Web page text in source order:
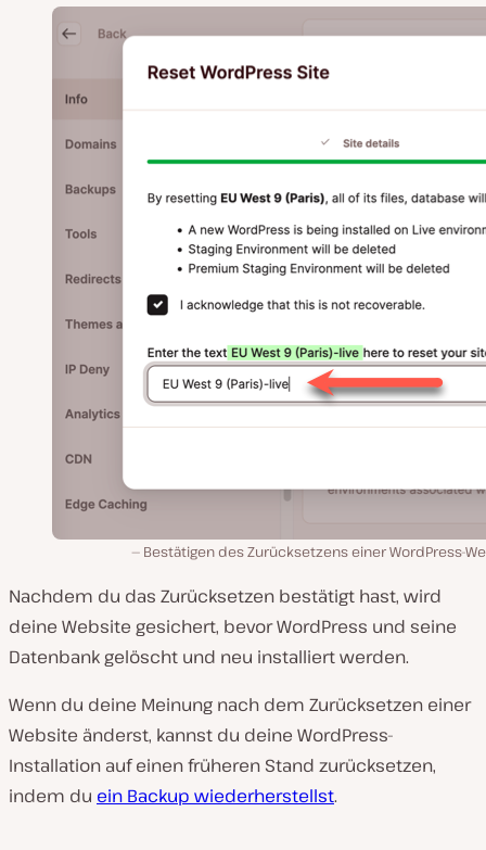
Bestätigen des Zurücksetzens einer WordPress-
Nachdem du das Zurücksetzen bestätigt hast, wird
deine Website gesichert, bevor WordPress und seine
Datenbank gelöscht und neu installiert werden.
Wenn du deine Meinung nach dem Zurücksetzen einer
Website änderst, kannst du deine WordPress-
Installation auf einen früheren Stand zurücksetzen,
indem du ein Backup wiederherstellst.